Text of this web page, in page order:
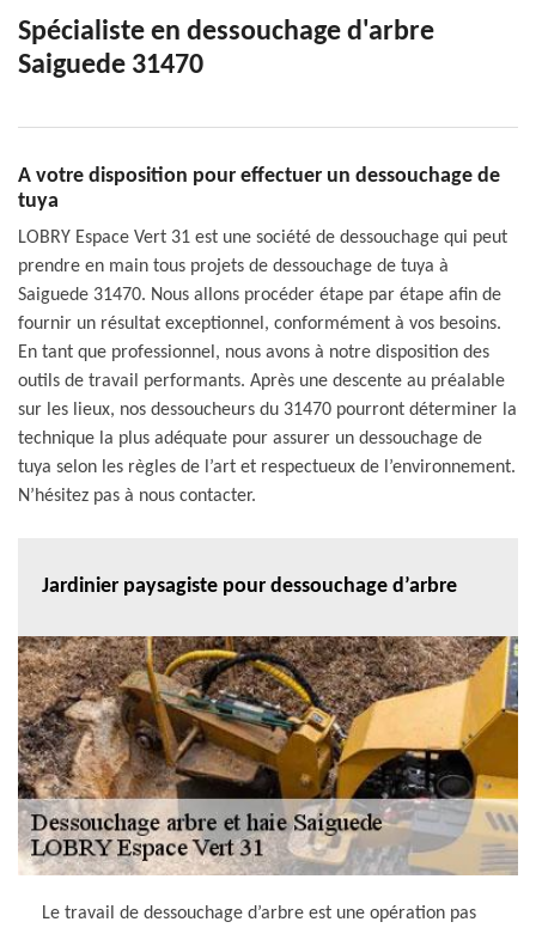
Spécialiste en dessouchage d'arbre
Saiguede 31470
A votre disposition pour effectuer un dessouchage de
tuya
LOBRY Espace Vert 31 est une société de dessouchage qui peut
prendre en main tous projets de dessouchage de tuya à
Saiguede 31470. Nous allons procéder étape par étape afin de
fournir un résultat exceptionnel, conformément à vos besoins.
En tant que professionnel, nous avons à notre disposition des
outils de travail performants. Après une descente au préalable
sur les lieux, nos dessoucheurs du 31470 pourront déterminer la
technique la plus adéquate pour assurer un dessouchage de
tuya selon les règles de l’art et respectueux de l’environnement.
N’hésitez pas à nous contacter.
Jardinier paysagiste pour dessouchage d’arbre
Le travail de dessouchage d’arbre est une opération pas